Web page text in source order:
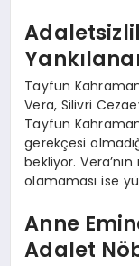
Tayfun
Vera, Silivri
Tayfun
gerekçesi
bekliyor.
olamaması ise
Anne
Adalet